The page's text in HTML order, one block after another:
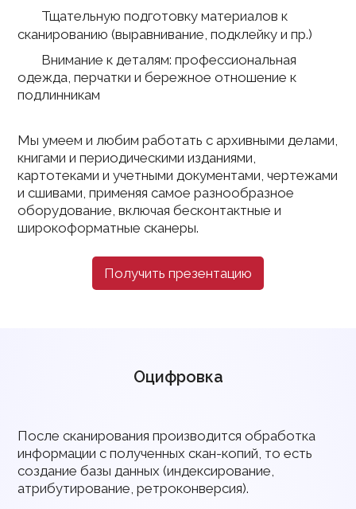
Тщательную подготовку материалов к
сканированию (выравнивание, подклейку и пр.)
Внимание к деталям: профессиональная
одежда, перчатки и бережное отношение к
подлинникам
Мы умеем и любим работать с архивными делами,
книгами и периодическими изданиями,
картотеками и учетными документами, чертежами
и сшивами, применяя самое разнообразное
оборудование, включая бесконтактные и
широкоформатные сканеры.
Получить презентацию
Оцифровка
После сканирования производится обработка
информации с полученных скан-копий, то есть
создание базы данных (индексирование,
атрибутирование, ретроконверсия).